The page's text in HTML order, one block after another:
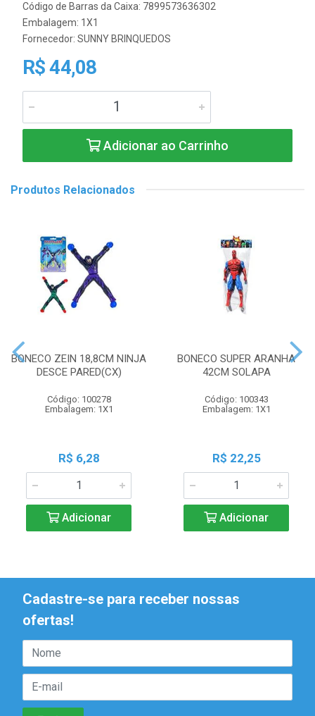
Código de Barras da Caixa: 7899573636302
Embalagem: 1X1
Fornecedor: SUNNY BRINQUEDOS
R$ 44,08
Adicionar ao Carrinho
Produtos Relacionados
BONECO ZEIN 18,8CM NINJA
DESCE PARED(CX)
Código: 100278
Embalagem: 1X1
R$ 6,28
Adicionar
BONECO SUPER ARANHA
42CM SOLAPA
Código: 100343
Embalagem: 1X1
R$ 22,25
Adicionar
Cadastre-se para receber nossas
ofertas!